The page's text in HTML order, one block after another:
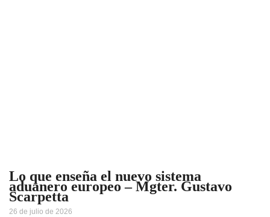
Lo que enseña el nuevo sistema
aduanero europeo – Mgter. Gustavo
Scarpetta
26 de julio de 2026